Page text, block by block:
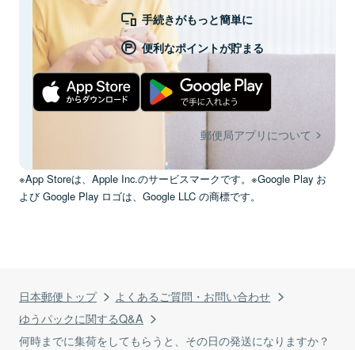
日本郵便トップ
よくあるご質問・お問い合わせ
ゆうパックに関するQ&A
何時までに集荷をしてもらうと、その日の発送になりますか？
手続きがもっと簡単に
便利なポイントが貯まる
郵便局アプリについて
※App Storeは、Apple Inc.のサービスマークです。※Google Play お
よび Google Play ロゴは、Google LLC の商標です。